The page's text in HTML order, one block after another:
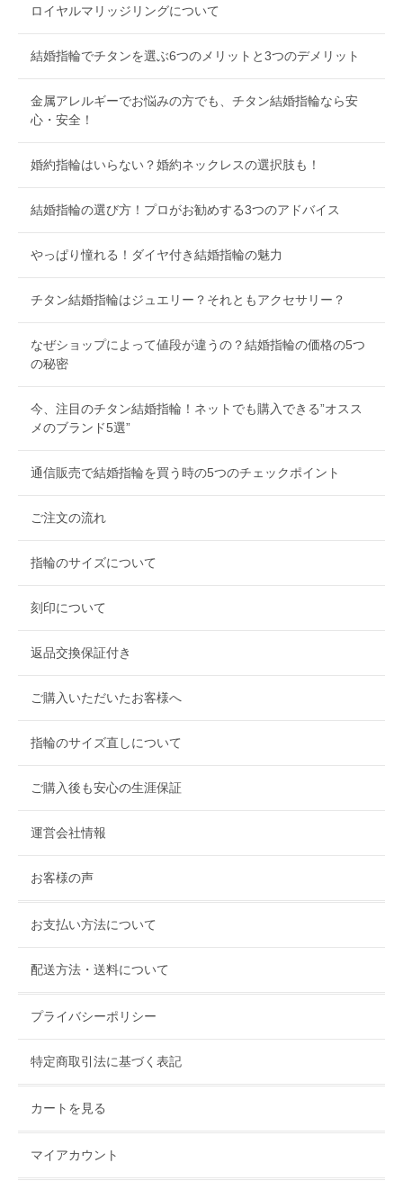
ロイヤルマリッジリングについて
結婚指輪でチタンを選ぶ6つのメリットと3つのデメリット
金属アレルギーでお悩みの方でも、チタン結婚指輪なら安
心・安全！
婚約指輪はいらない？婚約ネックレスの選択肢も！
結婚指輪の選び方！プロがお勧めする3つのアドバイス
やっぱり憧れる！ダイヤ付き結婚指輪の魅力
チタン結婚指輪はジュエリー？それともアクセサリー？
なぜショップによって値段が違うの？結婚指輪の価格の5つ
の秘密
今、注目のチタン結婚指輪！ネットでも購入できる”オスス
メのブランド5選”
通信販売で結婚指輪を買う時の5つのチェックポイント
ご注文の流れ
指輪のサイズについて
刻印について
返品交換保証付き
ご購入いただいたお客様へ
指輪のサイズ直しについて
ご購入後も安心の生涯保証
運営会社情報
お客様の声
お支払い方法について
配送方法・送料について
プライバシーポリシー
特定商取引法に基づく表記
カートを見る
マイアカウント